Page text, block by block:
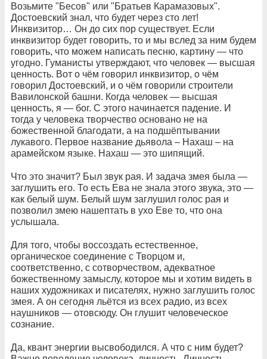
Возьмите "Бесов" или "Братьев Карамазовых".
Достоевский знал, что будет через сто лет!
Инквизитор… Он до сих пор существует. Если
инквизитор будет говорить, то и мы вслед за ним будем
говорить, что можем написать песню, картину — что
угодно. Гуманисты утверждают, что человек — высшая
ценность. Вот о чём говорил инквизитор, о чём
говорил Достоевский, и о чём говорили строители
Вавилонской башни. Когда человек — высшая
ценность, я — бог. С этого начинается падение. И
тогда у человека творчество основано не на
божественной благодати, а на подшёптывании
лукавого. Первое название дьявола – Нахаш – на
арамейском языке. Нахаш — это шипящий.
Что это значит? Был звук рая. И задача змея была —
заглушить его. То есть Ева не знала этого звука, это —
как белый шум. Белый шум заглушил голос рая и
позволил змею нашептать в ухо Еве то, что она
услышала.
Для того, чтобы воссоздать естественное,
органическое соединение с Творцом и,
соответственно, с сотворчеством, адекватное
божественному замыслу, которое мы и хотим видеть в
наших художниках и писателях, нужно заглушить голос
змея. А он сегодня льётся из всех радио, из всех
наушников — отовсюду. Он глушит человеческое
сознание.
Да, квант энергии высвободился. А что с ним будет?